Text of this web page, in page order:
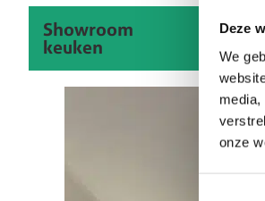
Deze
We
onze
Showroom
keuken